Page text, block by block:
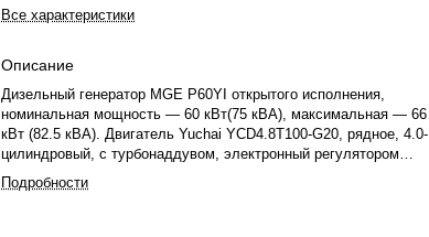
Все характеристики
Описание
Дизельный генератор MGE P60YI открытого исполнения,
номинальная мощность — 60 кВт(75 кВА), максимальная — 66
кВт (82.5 кВА). Двигатель Yuchai YCD4.8T100-G20, рядное, 4.0-
цилиндровый, с турбонаддувом, электронный регулятором
оборотов. Номинальная мощность двигателя — 67 кВт. Объём
двигателя — 4.837 л. Система охлаждения — жидкостная,
Подробности